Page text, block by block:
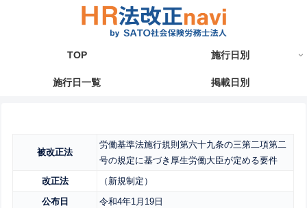
TOP 施行日別
施行日一覧 掲載日別
被改正法
労働基準法施行規則第六十九条の三第二項第二
号の規定に基づき厚生労働大臣が定める要件
改正法
（新規制定）
公布日
令和4年1月19日